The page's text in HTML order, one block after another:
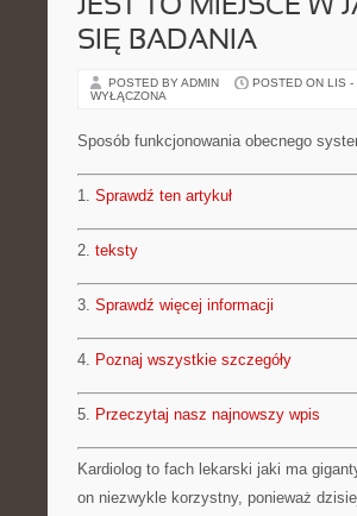
JEST TO MIEJSCE W
SIĘ BADANIA
POSTED BY ADMIN POSTED ON LIS -
WYŁĄCZONA
Sposób funkcjonowania obecnego
1. Sprawdź ten artykuł
2. teksty
3. Sprawdź więcej informacji
4. Poznaj wszystkie szczegóły
5. Przeczytaj nasz najnowszy wpis
Kardiolog to fach lekarski jaki ma
on niezwykle korzystny, ponieważ